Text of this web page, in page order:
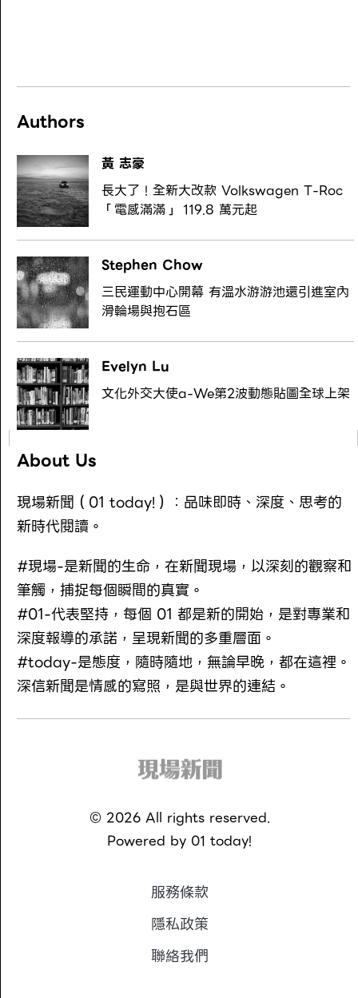
Authors
黃 志豪
長大了！全新大改款 Volkswagen T-Roc
「電感滿滿」 119.8 萬元起
Stephen Chow
三民運動中心開幕 有溫水游游池還引進室內
滑輪場與抱石區
Evelyn Lu
文化外交大使a-We第2波動態貼圖全球上架
About Us
現場新聞（01 today!）：品味即時、深度、思考的
新時代閱讀。
#現場-是新聞的生命，在新聞現場，以深刻的觀察和
筆觸，捕捉每個瞬間的真實。
#01-代表堅持，每個 01 都是新的開始，是對專業和
深度報導的承諾，呈現新聞的多重層面。
#today-是態度，隨時隨地，無論早晚，都在這裡。
深信新聞是情感的寫照，是與世界的連結。
© 2026All rights reserved.
Powered by 01 today!
服務條款
隱私政策
聯絡我們